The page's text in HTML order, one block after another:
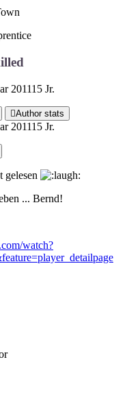
201115 Jr.
Author stats
201115 Jr.
gelesen
... Bernd!
watch?